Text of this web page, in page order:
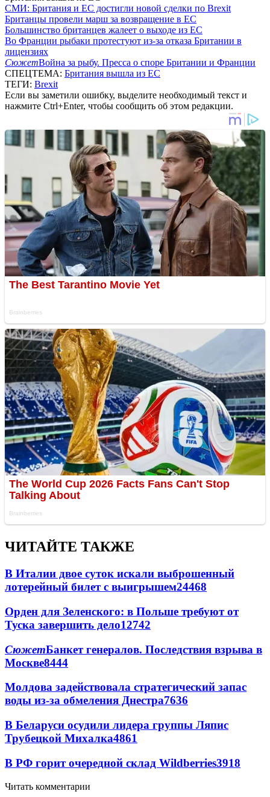
СМИ: Британия и ЕС достигли новой сделки по Brexit
Британцы провели марш за возвращение в ЕС
Большинство британцев жалеет о выходе из ЕС
Во Франции рыбаки протестуют из-за отказа Британии в
лицензиях
СюжетВойна за рыбу. Пресса о споре Британии и Франции
СПЕЦТЕМА: Британия вышла из ЕС
ТЕГИ: Brexit
Если вы заметили ошибку, выделите необходимый текст и
нажмите Ctrl+Enter, чтобы сообщить об этом редакции.
ЧИТАЙТЕ ТАКЖЕ
В Италии двое суток искали выброшенный
лотерейный билет с выигрышем24468
Орден для Зеленского: в Польше требуют от
Туска завершить дело12742
СюжетБанкет генералов. Последствия взрыва в
Москве8444
Молдова задействовала стратегический запас
воды из-за обмеления Днестра7636
В Беларуси осудили лидера группы Ляпис
Трубецкой Михалка4861
В РФ горит очередной склад Wildberries3918
Читать комментарии